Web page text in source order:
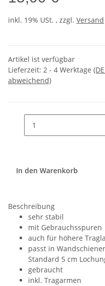
inkl. 19% USt. , zzgl. Versand
Artikel ist verfügbar
Lieferzeit: 2 - 4 Werktage
abweichend)
In den Warenkorb
Beschreibung
sehr stabil
mit Gebrauchsspuren
auch für höhere
passt in
Standard 5 cm
gebraucht
inkl. Tragarmen